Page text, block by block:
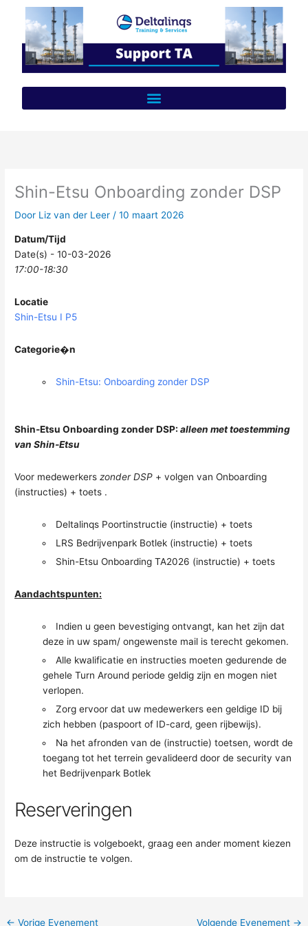
inhoud
Shin-Etsu Onboarding zonder DSP
Door Liz van der Leer /10 maart 2026
Datum/Tijd
Date(s) - 10-03-2026
17:00-18:30
Locatie
Shin-Etsu I P5
Categorie�n
Shin-Etsu: Onboarding zonder DSP
Shin-Etsu Onboarding zonder DSP:alleen met toestemming
van Shin-Etsu
Voor medewerkerszonder DSP + volgen van Onboarding
(instructies) + toets .
Deltalinqs Poortinstructie (instructie) + toets
LRS Bedrijvenpark Botlek (instructie) + toets
Shin-Etsu Onboarding TA2026 (instructie) + toets
Aandachtspunten:
Indien u geen bevestiging ontvangt, kan het zijn dat
deze in uw spam/ ongewenste mail is terecht gekomen.
Alle kwalificatie en instructies moeten gedurende de
gehele Turn Around periode geldig zijn en mogen niet
verlopen.
Zorg ervoor dat uw medewerkers een geldige ID bij
zich hebben (paspoort of ID-card, geen rijbewijs).
Na het afronden van de (instructie) toetsen, wordt de
toegang tot het terrein gevalideerd door de security van
het Bedrijvenpark Botlek
Reserveringen
Deze instructie is volgeboekt, graag een ander moment kiezen
om de instructie te volgen.
← Vorige Evenement Volgende Evenement →